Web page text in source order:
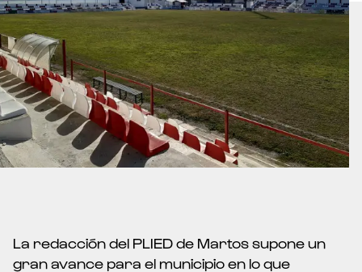
La redacción del PLIED de Martos supone un
gran avance para el municipio en lo que